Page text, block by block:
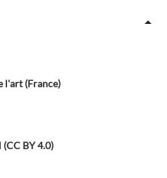
l'art (France)
BY 4.0)